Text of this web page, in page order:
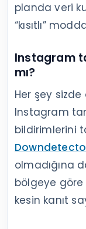
planda veri
“kısıtlı”
Instagram
mı?
Her şey
Instagram
bildirimlerini
olmadığına
bölgeye göre
kesin kanıt